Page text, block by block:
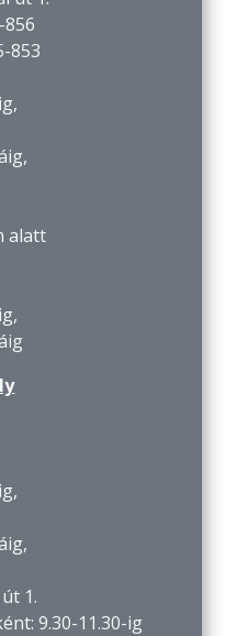
856
853
alatt
1.
9.30-11.30-ig